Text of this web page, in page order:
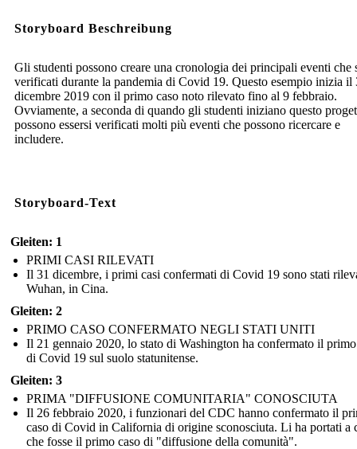
Storyboard Beschreibung
Gli studenti possono creare una cronologia dei principali eventi che
verificati durante la pandemia di Covid 19. Questo esempio inizia il
dicembre 2019 con il primo caso noto rilevato fino al 9 febbraio.
Ovviamente, a seconda di quando gli studenti iniziano questo
possono essersi verificati molti più eventi che possono ricercare e
includere.
Storyboard-Text
Gleiten: 1
PRIMI CASI RILEVATI
Il 31 dicembre, i primi casi confermati di Covid 19 sono stati
Wuhan, in Cina.
Gleiten: 2
PRIMO CASO CONFERMATO NEGLI STATI UNITI
Il 21 gennaio 2020, lo stato di Washington ha confermato il
di Covid 19 sul suolo statunitense.
Gleiten: 3
PRIMA "DIFFUSIONE COMUNITARIA" CONOSCIUTA
Il 26 febbraio 2020, i funzionari del CDC hanno confermato il
caso di Covid in California di origine sconosciuta. Li ha portati a
che fosse il primo caso di "diffusione della comunità".